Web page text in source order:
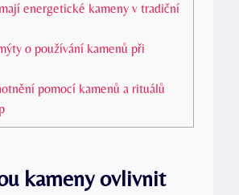
energetické kameny v tradiční
o používání kamenů při
pomocí kamenů a rituálů
kameny ovlivnit